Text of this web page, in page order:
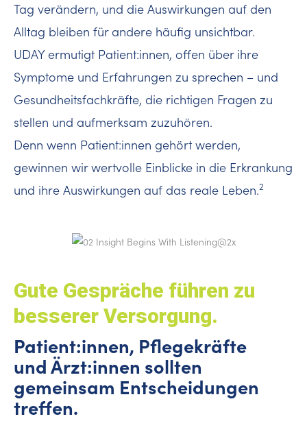
Tag verändern, und die Auswirkungen auf den
Alltag bleiben für andere häufig unsichtbar.
UDAY ermutigt Patient:innen, offen über ihre
Symptome und Erfahrungen zu sprechen – und
Gesundheitsfachkräfte, die richtigen Fragen zu
stellen und aufmerksam zuzuhören.
Denn wenn Patient:innen gehört werden,
gewinnen wir wertvolle Einblicke in die Erkrankung
und ihre Auswirkungen auf das reale Leben.2
Gute Gespräche führen zu
besserer Versorgung.
Patient:innen, Pflegekräfte
und Ärzt:innen sollten
gemeinsam Entscheidungen
treffen.